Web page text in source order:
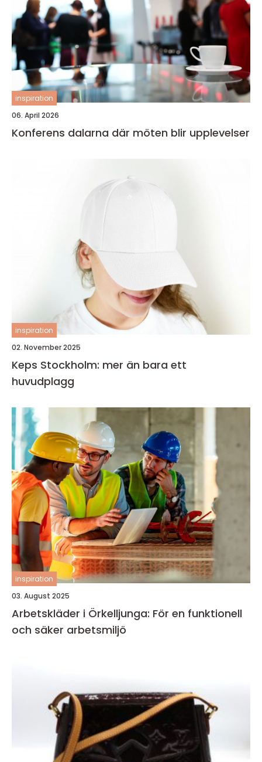
inspiration
06. April 2026
Konferens dalarna där möten blir upplevelser
inspiration
02. November 2025
Keps Stockholm: mer än bara ett
huvudplagg
inspiration
03. August 2025
Arbetskläder i Örkelljunga: För en funktionell
och säker arbetsmiljö